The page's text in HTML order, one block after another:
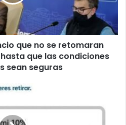
que no se retomaran
que las condiciones
sean seguras